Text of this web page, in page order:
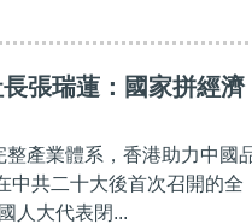
張瑞蓮：國家拼經濟
產業體系，香港助力中國
中共二十大後首次召開的全
人大代表閉...